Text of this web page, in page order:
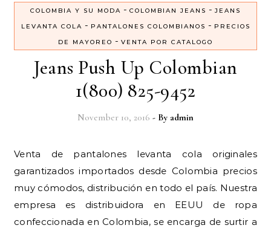
COLOMBIA Y SU MODA - COLOMBIAN JEANS - JEANS
LEVANTA COLA - PANTALONES COLOMBIANOS - PRECIOS
DE MAYOREO - VENTA POR CATALOGO
Jeans Push Up Colombian
1(800) 825-9452
November 10, 2016 - By admin
Venta de pantalones levanta cola originales
garantizados importados desde Colombia precios
muy cómodos, distribución en todo el país. Nuestra
empresa es distribuidora en EEUU de ropa
confeccionada en Colombia, se encarga de surtir a